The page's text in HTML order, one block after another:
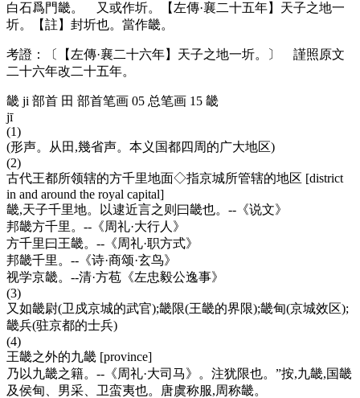
白石爲門畿。 又或作圻。【左傳·襄二十五年】天子之地一
圻。【註】封圻也。當作畿。
考證：〔【左傳·襄二十六年】天子之地一圻。〕 謹照原文
二十六年改二十五年。
畿 ji 部首 田 部首笔画 05 总笔画 15 畿
jī
(1)
(形声。从田,幾省声。本义国都四周的广大地区)
(2)
古代王都所领辖的方千里地面◇指京城所管辖的地区 [district
in and around the royal capital]
畿,天子千里地。以逮近言之则曰畿也。--《说文》
邦畿方千里。--《周礼·大行人》
方千里曰王畿。--《周礼·职方式》
邦畿千里。--《诗·商颂·玄鸟》
视学京畿。--清·方苞《左忠毅公逸事》
(3)
又如畿尉(卫戍京城的武官);畿限(王畿的界限);畿甸(京城效区);
畿兵(驻京都的士兵)
(4)
王畿之外的九畿 [province]
乃以九畿之籍。--《周礼·大司马》。注犹限也。”按,九畿,国畿
及侯甸、男采、卫蛮夷也。唐虞称服,周称畿。